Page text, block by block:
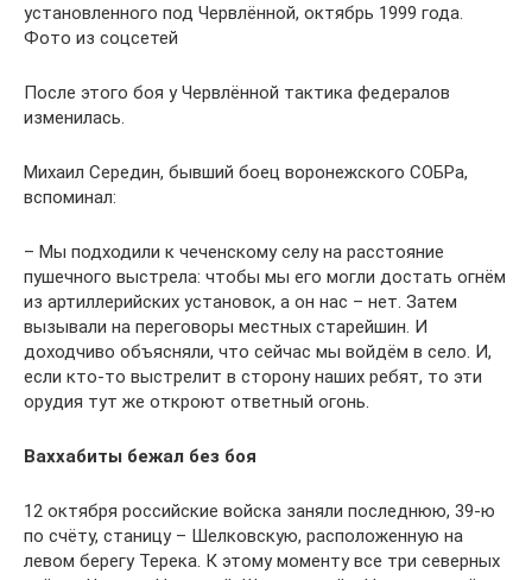
установленного под Червлённой, октябрь 1999 года.
Фото из соцсетей
После этого боя у Червлённой тактика федералов
изменилась.
Михаил Середин, бывший боец воронежского СОБРа,
вспоминал:
– Мы подходили к чеченскому селу на расстояние
пушечного выстрела: чтобы мы его могли достать огнём
из артиллерийских установок, а он нас – нет. Затем
вызывали на переговоры местных старейшин. И
доходчиво объясняли, что сейчас мы войдём в село. И,
если кто-то выстрелит в сторону наших ребят, то эти
орудия тут же откроют ответный огонь.
Ваххабиты бежал без боя
12 октября российские войска заняли последнюю, 39-ю
по счёту, станицу – Шелковскую, расположенную на
левом берегу Терека. К этому моменту все три северных